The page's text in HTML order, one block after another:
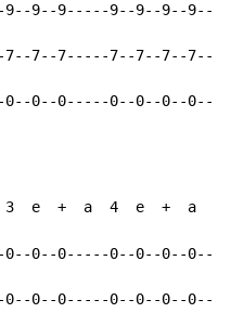
9--9-----9--9--9--
7--7-----7--7--7--
0--0-----0--0--0--
e  +  a  4  e  +  a
0--0-----0--0--0--
0--0-----0--0--0--